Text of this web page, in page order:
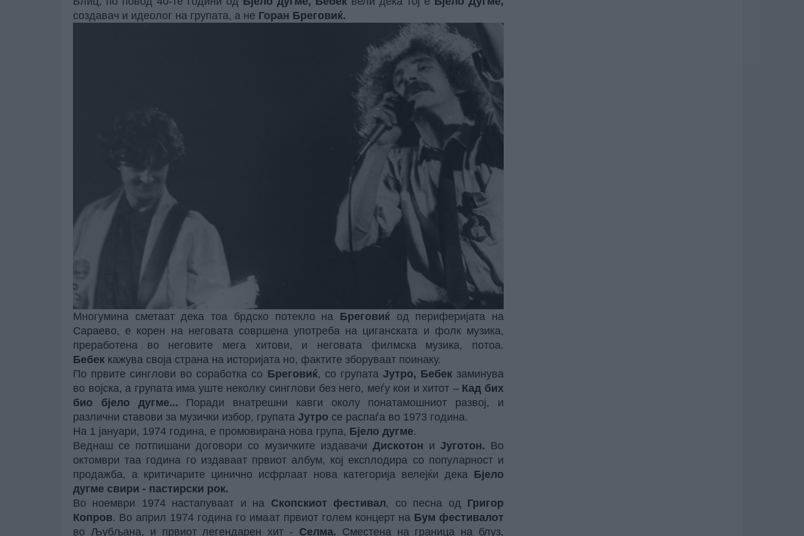
создавач и идеолог на групата, а не Горан Бреговиќ.
Многумина сметаат дека тоа брдско потекло на Бреговиќод периферијата на
Сараево, е корен на неговата совршена употреба на циганската и фолк музика,
преработена во неговите мега хитови, и неговата филмска музика, потоа.
Бебек кажува своја страна на историјата но, фактите зборуваат поинаку.
По првите синглови во соработка со Бреговиќ, со групата Јутро, Бебекзаминува
во војска, а групата има уште неколку синглови без него, меѓу кои и хитот – Кад бих
био бјело дугме... Поради внатрешни кавги околу понатамошниот развој, и
различни ставови за музички избор, групата Јутро се распаѓа во 1973 година.
На 1 јануари, 1974 година, е промовирана нова група, Бјело дугме.
Веднаш се потпишани договори со музичките издавачи Дискотон и Југотон. Во
октомври таа година го издаваат првиот албум, кој експлодира со популарност и
продажба, а критичарите цинично исфрлаат нова категорија велејќи дека Бјело
дугме свири - пастирски рок.
Во ноември 1974 настапуваат и на Скопскиот фестивал, со песна од Григор
Копров. Во април 1974 година го имаат првиот голем концерт на Бум фестивалот
во Љубљана, и првиот легендарен хит - Селма. Сместена на граница на блуз,